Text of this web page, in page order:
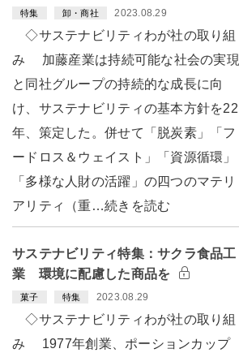
特集 卸・商社 2023.08.29
◇サステナビリティわが社の取り組
み 加藤産業は持続可能な社会の実現
と同社グループの持続的な成長に向
け、サステナビリティの基本方針を22
年、策定した。併せて「脱炭素」「フ
ードロス＆ウェイスト」「資源循環」
「多様な人財の活躍」の四つのマテリ
アリティ（重…続きを読む
サステナビリティ特集：サクラ食品工
業 環境に配慮した商品を
菓子 特集 2023.08.29
◇サステナビリティわが社の取り組
み 1977年創業、ポーションカップ